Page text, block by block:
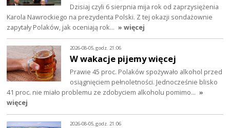
Dzisiaj czyli 6 sierpnia mija rok od zaprzysiężenia
Karola Nawrockiego na prezydenta Polski. Z tej okazji sondażownie
zapytały Polaków, jak oceniają rok… » więcej
2026-08-05, godz. 21:06
W wakacje pijemy więcej
Prawie 45 proc. Polaków spożywało alkohol przed
osiągnięciem pełnoletności. Jednocześnie blisko
41 proc. nie miało problemu ze zdobyciem alkoholu pomimo… »
więcej
2026-08-05, godz. 21:06